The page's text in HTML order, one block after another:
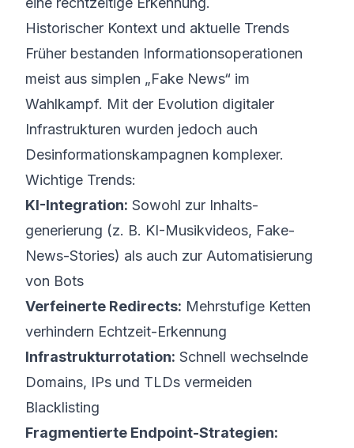
Historischer Kontext und aktuelle Trends
Früher bestanden Informations­operationen
meist aus simplen „Fake News“ im
Wahlkampf. Mit der Evolution digitaler
Infrastrukturen wurden jedoch auch
Desinformations­kampagnen komplexer.
Wichtige Trends:
KI-Integration: Sowohl zur Inhalts­
generierung (z. B. KI-Musikvideos, Fake-
News-Stories) als auch zur Automatisierung
von Bots
Verfeinerte Redirects: Mehrstufige Ketten
verhindern Echtzeit-Erkennung
Infrastruktur­rotation: Schnell wechselnde
Domains, IPs und TLDs vermeiden
Blacklisting
Fragmentierte Endpoint-Strategien: